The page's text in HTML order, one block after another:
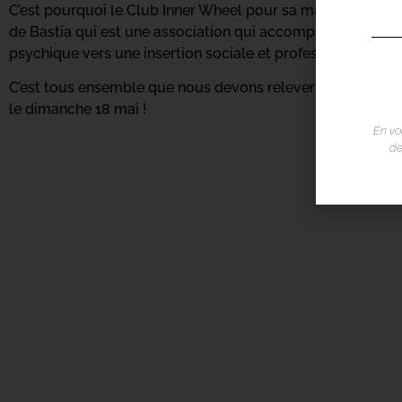
C’est pourquoi le Club Inner Wheel pour sa marche
de Bastia qui est une association qui accompagne les
psychique vers une insertion sociale et professionnelle.
C’est tous ensemble que nous devons relever ce défi
le dimanche 18 mai !
En